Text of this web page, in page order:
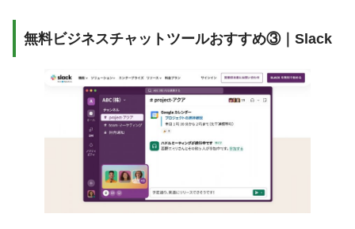
無料ビジネスチャットツールおすすめ③｜Slack